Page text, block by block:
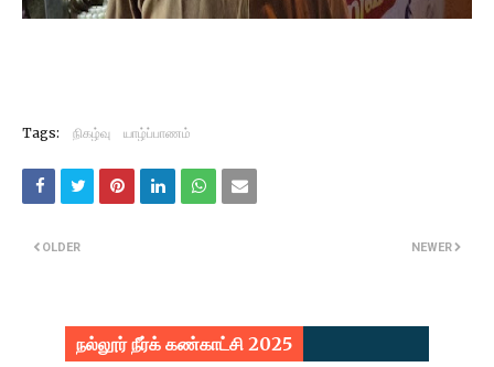
Tags: நிகழ்வு யாழ்ப்பாணம்
NEWER
OLDER
நல்லூர் நீர்க் கண்காட்சி 2025